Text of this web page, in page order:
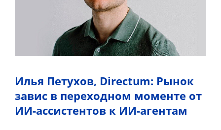
Илья Петухов, Directum: Рынок
завис в переходном моменте от
ИИ-ассистентов к ИИ-агентам